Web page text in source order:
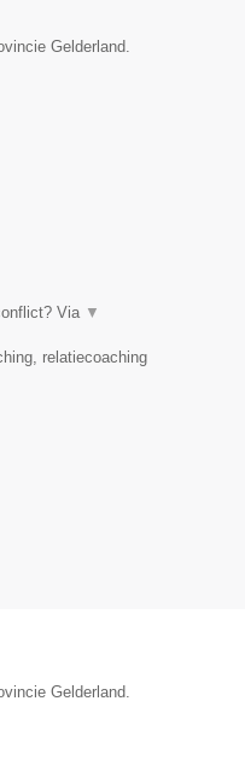
Gelderland.
Via ▼
relatiecoaching
Gelderland.